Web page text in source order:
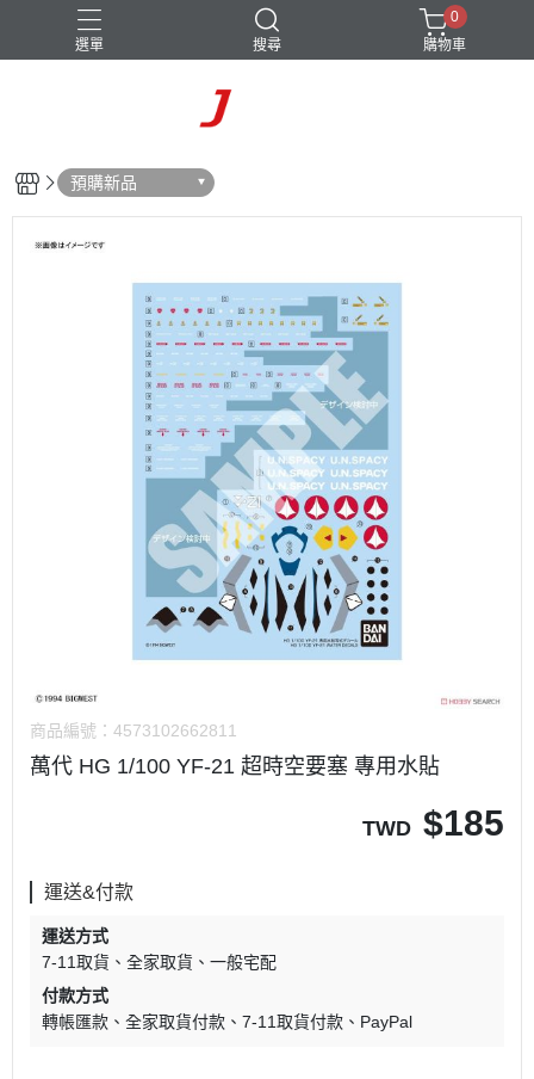
選單 搜尋
0
購物車
預購新品
商品編號： 4573102662811
萬代 HG 1/100 YF-21 超時空要塞 專用水貼
TWD $185
運送&付款
運送方式
7-11取貨
全家取貨
一般宅配
付款方式
轉帳匯款
全家取貨付款 7-11取貨付款 PayPal